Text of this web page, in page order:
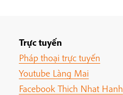
Trực tuyến
Pháp thoại trực tuyến
Youtube Làng Mai
Facebook Thich Nhat Hanh